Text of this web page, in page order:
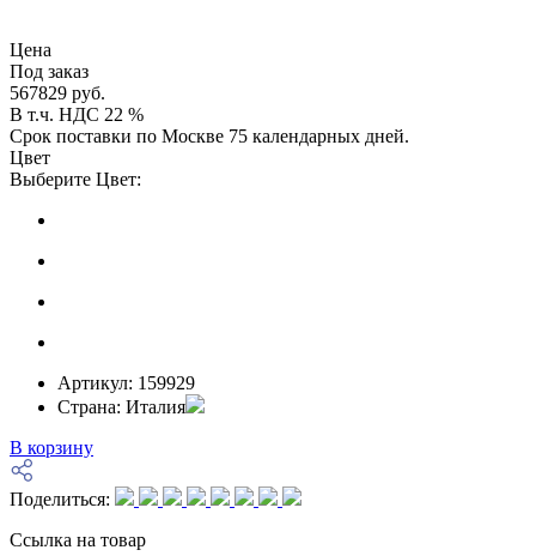
Цена
Под заказ
567829 руб.
В т.ч. НДС 22 %
Срок поставки по Москве 75 календарных дней.
Цвет
Выберите Цвет:
Артикул: 159929
Страна: Италия
В корзину
Поделиться:
Ссылка на товар